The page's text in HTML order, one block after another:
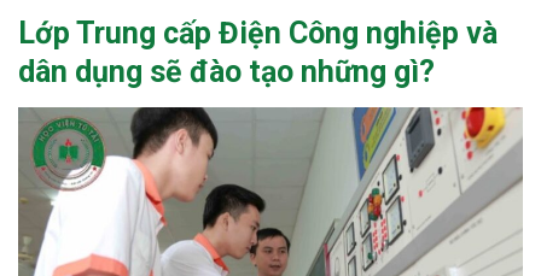
Lớp Trung cấp Điện Công nghiệp và
dân dụng sẽ đào tạo những gì?